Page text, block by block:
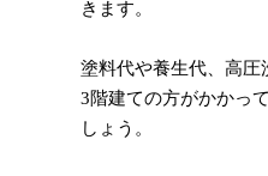
きます。
塗料代や養生代、高圧
3階建ての方がかかっ
しょう。